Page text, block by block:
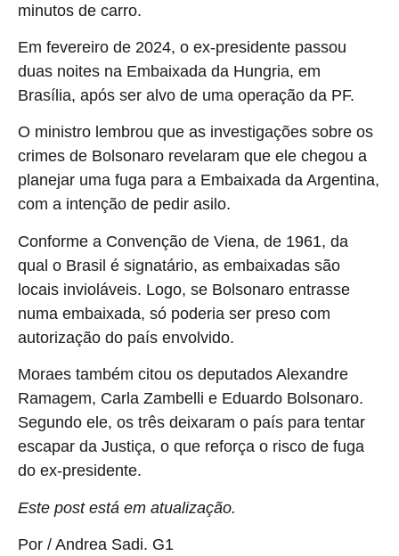
minutos de carro.
Em fevereiro de 2024, o ex-presidente passou
duas noites na Embaixada da Hungria, em
Brasília, após ser alvo de uma operação da PF.
O ministro lembrou que as investigações sobre os
crimes de Bolsonaro revelaram que ele chegou a
planejar uma fuga para a Embaixada da Argentina,
com a intenção de pedir asilo.
Conforme a Convenção de Viena, de 1961, da
qual o Brasil é signatário, as embaixadas são
locais invioláveis. Logo, se Bolsonaro entrasse
numa embaixada, só poderia ser preso com
autorização do país envolvido.
Moraes também citou os deputados Alexandre
Ramagem, Carla Zambelli e Eduardo Bolsonaro.
Segundo ele, os três deixaram o país para tentar
escapar da Justiça, o que reforça o risco de fuga
do ex-presidente.
Este post está em atualização.
Por / Andrea Sadi. G1